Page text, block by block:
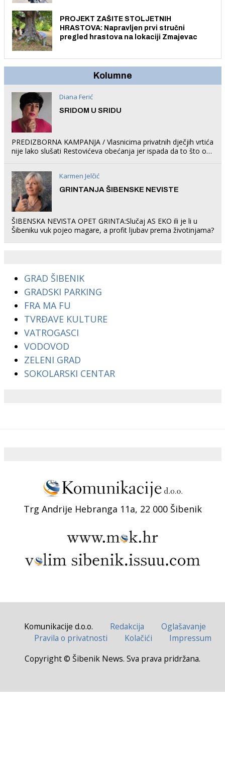
PROJEKT ZAŠITE STOLJETNIH
HRASTOVA: Napravljen prvi stručni
pregled hrastova na lokaciji Zmajevac
Kolumne
Diana Ferić
SRIDOM U SRIDU
PREDIZBORNA KAMPANJA / Vlasnicima privatnih dječjih vrtića
nije lako slušati Restovićeva obećanja jer ispada da to što oni
Karmen Jelčić
GRINTANJA ŠIBENSKE NEVISTE
ŠIBENSKA NEVISTA OPET GRINTA:Slučaj AS EKO ili je li u
Šibeniku vuk pojeo magare, a profit ljubav prema životinjama?
GRAD ŠIBENIK
GRADSKI PARKING
FRA MA FU
TVRĐAVE KULTURE
VATROGASCI
VODOVOD
ZELENI GRAD
SOKOLARSKI CENTAR
Trg Andrije Hebranga 11a, 22 000 Šibenik
Komunikacije d.o.o. Redakcija
Oglašavanje
Pravila o privatnosti
Kolačići
Impressum
Copyright © Šibenik News. Sva prava pridržana.